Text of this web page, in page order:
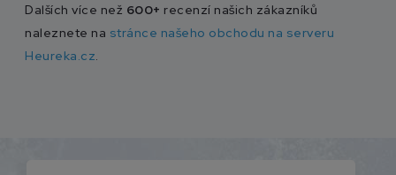
Dalších více než 600+ recenzí našich zákazníků
naleznete na stránce našeho obchodu na serveru
Heureka.cz.